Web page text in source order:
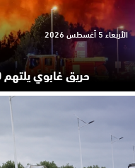
حريق غابوي يلتهم 100 هكتار جنوب شرق هولندا
الأربعاء 5 أغسطس 2026